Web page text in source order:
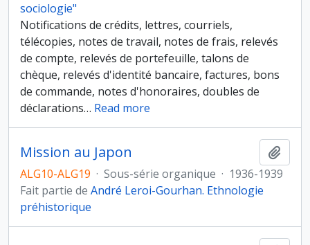
sociologie"
Notifications de crédits, lettres, courriels,
télécopies, notes de travail, notes de frais, relevés
de compte, relevés de portefeuille, talons de
chèque, relevés d'identité bancaire, factures, bons
de commande, notes d'honoraires, doubles de
déclarations… Read more
Mission au Japon
ALG10-ALG19 · Sous-série organique · 1936-1939
Fait partie de André Leroi-Gourhan. Ethnologie
préhistorique